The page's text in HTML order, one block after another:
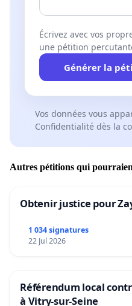
Écrivez avec vos
une pétition
Générer la
Vos données vous
Confidentialité dès la
Autres pétitions qui
Obtenir justice pour
1 034 signatures
22 Jul 2026
Référendum local
à Vitry-sur-Seine